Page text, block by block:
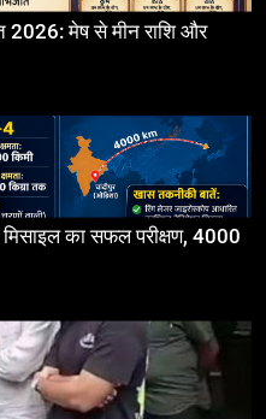
मेष से मीन राशि और
मिसाइल का सफल परीक्षण, 4000